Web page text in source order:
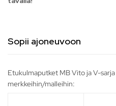
Sopii ajoneuvoon
Etukulmaputket MB Vito ja V-
merkkeihin/malleihin: